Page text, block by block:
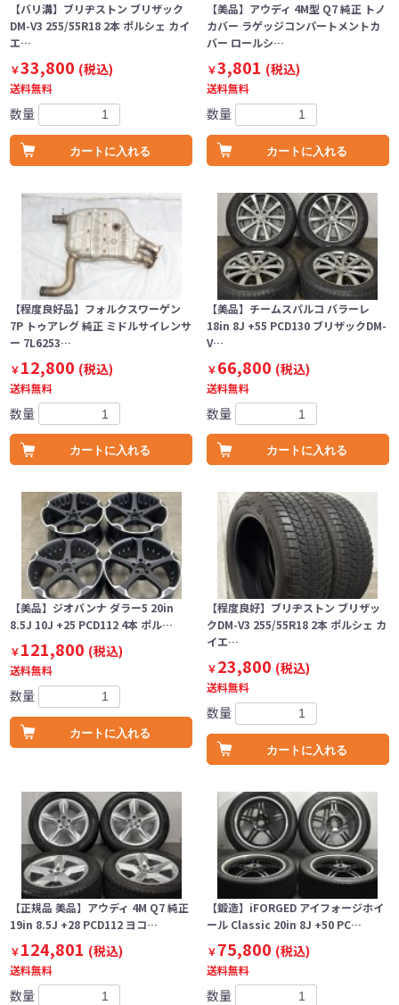
【バリ溝】ブリヂストン ブリザック
DM-V3 255/55R18 2本 ポルシェ カイ
エ…
￥33,800 (税込)
送料無料
数量
カートに入れる
【美品】アウディ 4M型 Q7 純正 トノ
カバー ラゲッジコンパートメントカ
バー ロールシ…
￥3,801 (税込)
送料無料
数量
カートに入れる
【程度良好品】フォルクスワーゲン
7P トゥアレグ 純正 ミドルサイレンサ
ー 7L6253…
￥12,800 (税込)
送料無料
数量
カートに入れる
【美品】チームスパルコ バラーレ
18in 8J +55 PCD130 ブリザックDM-
V…
￥66,800 (税込)
送料無料
数量
カートに入れる
【美品】ジオバンナ ダラー5 20in
8.5J 10J +25 PCD112 4本 ポル…
￥121,800 (税込)
送料無料
数量
カートに入れる
【程度良好】ブリヂストン ブリザッ
クDM-V3 255/55R18 2本 ポルシェ カ
イエ…
￥23,800 (税込)
送料無料
数量
カートに入れる
【正規品 美品】アウディ 4M Q7 純正
19in 8.5J +28 PCD112 ヨコ…
￥124,801 (税込)
送料無料
数量
【鍛造】iFORGED アイフォージホイ
ール Classic 20in 8J +50 PC…
￥75,800 (税込)
送料無料
数量